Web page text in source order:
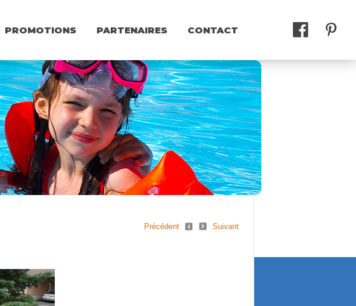
MEUBLES & DÉCO ABRIS ET GAZÉBOS
PROMOTIONS PARTENAIRES CONTACT
Suivant
Précédent